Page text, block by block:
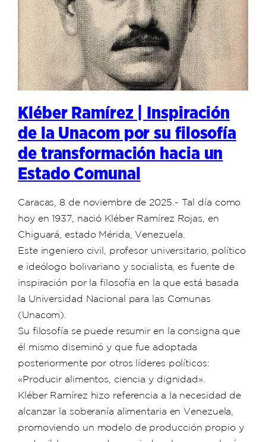
Kléber Ramírez | Inspiración
de la Unacom por su filosofía
de transformación hacia un
Estado Comunal
Caracas, 8 de noviembre de 2025.- Tal día como
hoy en 1937, nació Kléber Ramírez Rojas, en
Chiguará, estado Mérida, Venezuela.
Este ingeniero civil, profesor universitario, político
e ideólogo bolivariano y socialista, es fuente de
inspiración por la filosofía en la que está basada
la Universidad Nacional para las Comunas
(Unacom).
Su filosofía se puede resumir en la consigna que
él mismo diseminó y que fue adoptada
posteriormente por otros líderes políticos:
«Producir alimentos, ciencia y dignidad».
Kléber Ramírez hizo referencia a la necesidad de
alcanzar la soberanía alimentaria en Venezuela,
promoviendo un modelo de producción propio y